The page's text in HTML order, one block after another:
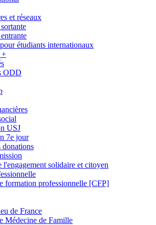
et réseaux
étudiants internationaux
+
ODD
USJ
7e jour
donations
l'engagement solidaire et citoyen
formation professionnelle [CFP]
de France
Médecine de Famille